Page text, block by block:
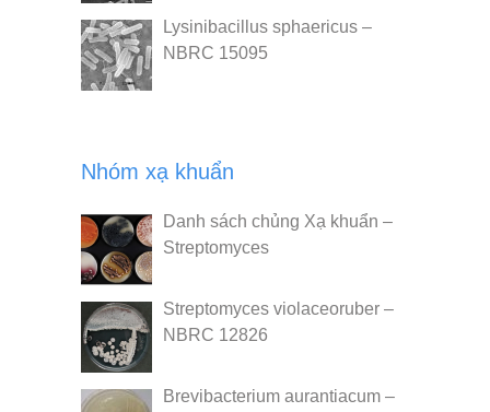
Lysinibacillus sphaericus –
NBRC 15095
Nhóm xạ khuẩn
Danh sách chủng Xạ khuẩn –
Streptomyces
Streptomyces violaceoruber –
NBRC 12826
Brevibacterium aurantiacum –